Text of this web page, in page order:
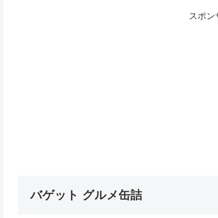
スポン
バゲット グルメ缶詰